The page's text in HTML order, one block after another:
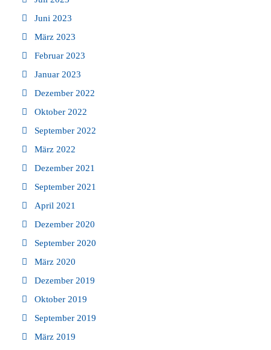
Juni 2023
März 2023
Februar 2023
Januar 2023
Dezember 2022
Oktober 2022
September 2022
März 2022
Dezember 2021
September 2021
April 2021
Dezember 2020
September 2020
März 2020
Dezember 2019
Oktober 2019
September 2019
März 2019